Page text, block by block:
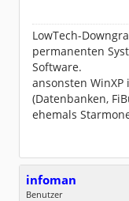
LowTech-
permanenten
Software.
ansonsten
(Datenbanken,
ehemals
infoman
Benutzer